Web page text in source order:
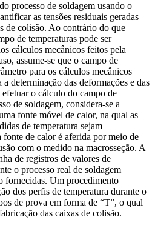
processo de soldagem usando o
as tensões residuais geradas
de colisão. Ao contrário do que
de temperaturas pode ser
cálculos mecânicos feitos pela
assume-se que o campo de
para os cálculos mecânicos
determinação das deformações e das
efetuar o cálculo do campo de
de soldagem, considera-se a
fonte móvel de calor, na qual as
de temperatura sejam
fonte de calor é aferida por meio de
com o medido na macrosseção. A
de registros de valores de
o processo real de soldagem
fornecidas. Um procedimento
dos perfis de temperatura durante o
de prova em forma de “T”, o qual
das caixas de colisão.